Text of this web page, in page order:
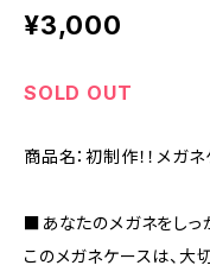
¥3,000
SOLD OUT
商品名：初制作！！メガネ
■あなたのメガネをしっ
このメガネケースは、大